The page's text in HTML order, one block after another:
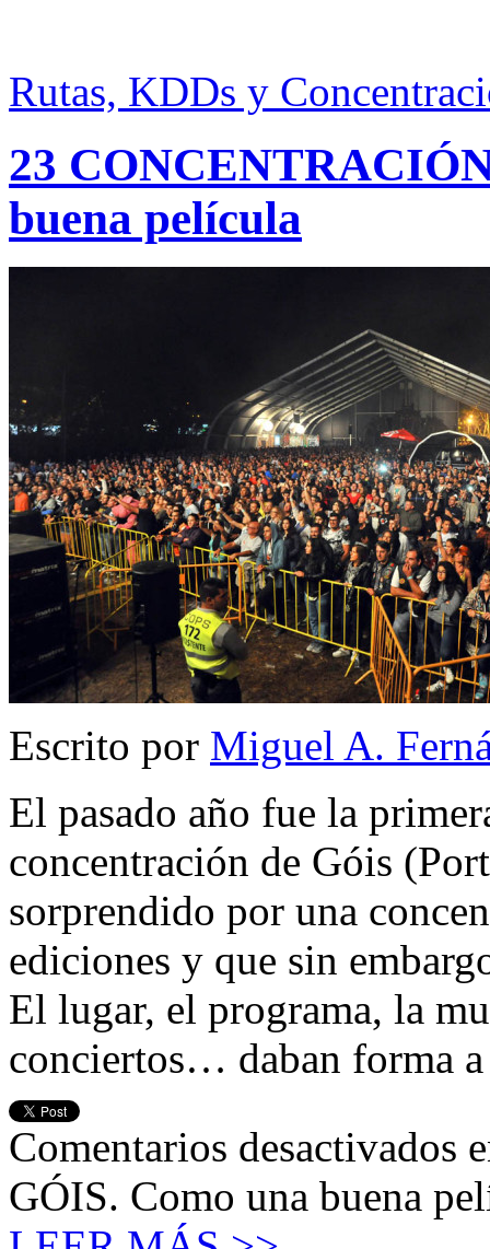
Rutas, KDDs y
23
buena película
Escrito por Miguel A.
El pasado año fue la
concentración de Góis
sorprendido por una
ediciones y que sin
El lugar, el programa, la
conciertos… daban forma
Comentarios desactivados
GÓIS. Como una buena